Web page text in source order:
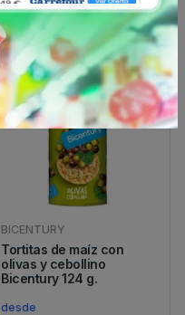
BICENTURY
Tortitas de maíz con
olivas y cebollino
Bicentury 124 g.
desde